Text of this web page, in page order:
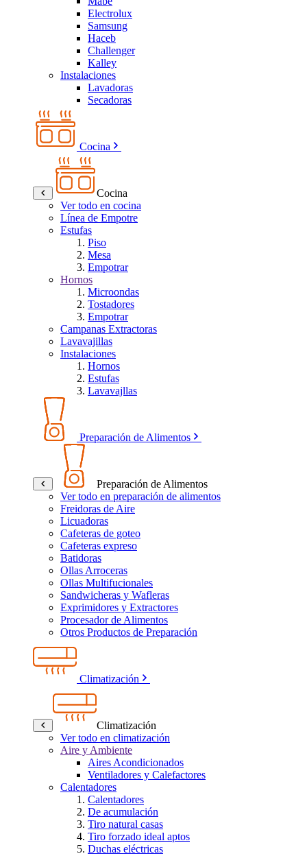
Electrolux
Samsung
Haceb
Challenger
Kalley
Instalaciones
Lavadoras
Secadoras
Cocina
Cocina
Ver todo en cocina
Línea de Empotre
Estufas
Piso
Mesa
Empotrar
Hornos
Microondas
Tostadores
Empotrar
Campanas Extractoras
Lavavajillas
Instalaciones
Hornos
Estufas
Lavavajllas
Preparación de Alimentos
Preparación de Alimentos
Ver todo en preparación de alimentos
Freidoras de Aire
Licuadoras
Cafeteras de goteo
Cafeteras expreso
Batidoras
Ollas Arroceras
Ollas Multifucionales
Sandwicheras y Wafleras
Exprimidores y Extractores
Procesador de Alimentos
Otros Productos de Preparación
Climatización
Climatización
Ver todo en climatización
Aire y Ambiente
Aires Acondicionados
Ventiladores y Calefactores
Calentadores
Calentadores
De acumulación
Tiro natural casas
Tiro forzado ideal aptos
Duchas eléctricas